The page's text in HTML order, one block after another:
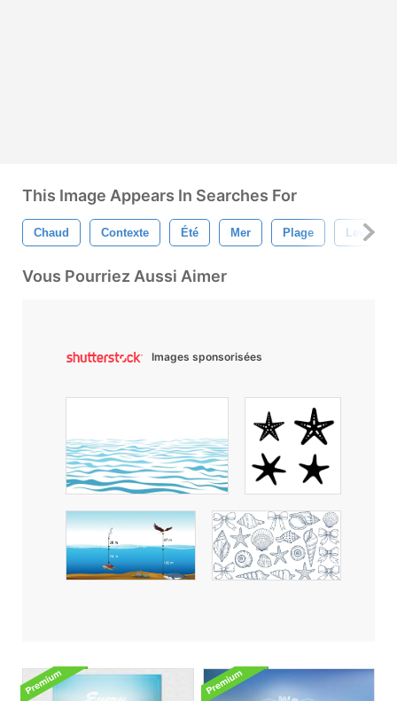
This Image Appears In Searches For
Chaud Contexte Été Mer Plage Lever
Vous Pourriez Aussi Aimer
Images sponsorisées